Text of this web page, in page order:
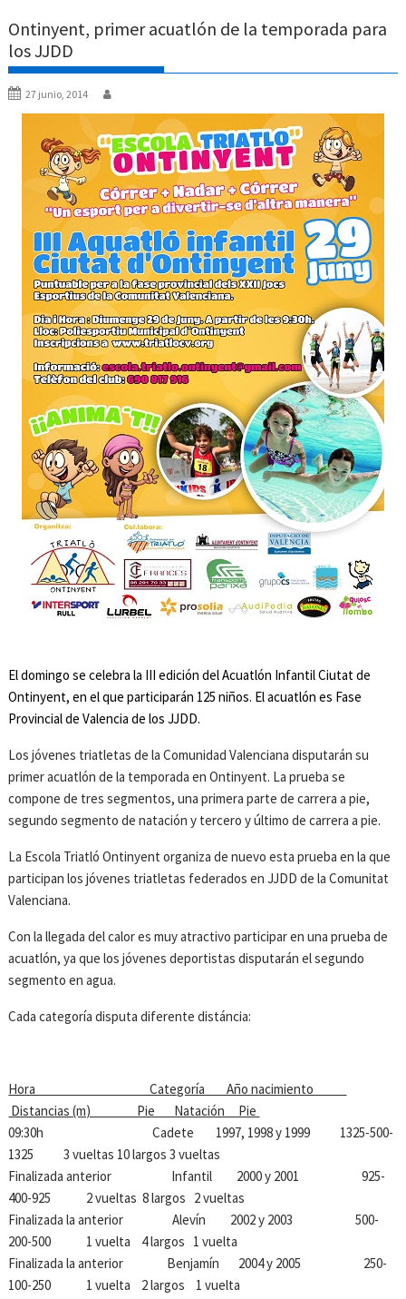
Ontinyent, primer acuatlón de la temporada para
los JJDD
27 junio, 2014
El domingo se celebra la III edición del Acuatlón Infantil Ciutat de
Ontinyent, en el que participarán 125 niños. El acuatlón es Fase
Provincial de Valencia de los JJDD.
Los jóvenes triatletas de la Comunidad Valenciana disputarán su
primer acuatlón de la temporada en Ontinyent. La prueba se
compone de tres segmentos, una primera parte de carrera a pie,
segundo segmento de natación y tercero y último de carrera a pie.
La Escola Triatló Ontinyent organiza de nuevo esta prueba en la que
participan los jóvenes triatletas federados en JJDD de la Comunitat
Valenciana.
Con la llegada del calor es muy atractivo participar en una prueba de
acuatlón, ya que los jóvenes deportistas disputarán el segundo
segmento en agua.
Cada categoría disputa diferente distáncia:
Hora Categoría Año nacimiento
Distancias (m) Pie Natación Pie
09:30h Cadete 1997, 1998 y 1999 1325-500-
1325 3 vueltas 10 largos 3 vueltas
Finalizada anterior Infantil 2000 y 2001 925-
400-925 2 vueltas 8 largos 2 vueltas
Finalizada la anterior Alevín 2002 y 2003 500-
200-500 1 vuelta 4 largos 1 vuelta
Finalizada la anterior Benjamín 2004 y 2005 250-
100-250 1 vuelta 2 largos 1 vuelta